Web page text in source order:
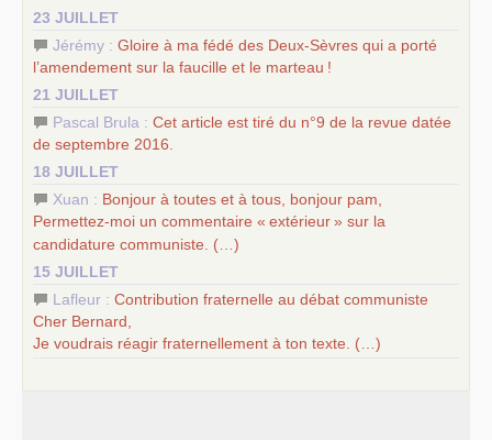
23 JUILLET
Jérémy : Gloire à ma fédé des Deux-Sèvres qui a porté
l’amendement sur la faucille et le marteau !
21 JUILLET
Pascal Brula : Cet article est tiré du n°9 de la revue datée
de septembre 2016.
18 JUILLET
Xuan : Bonjour à toutes et à tous, bonjour pam,
Permettez-moi un commentaire « extérieur» sur la
candidature communiste. (…)
15 JUILLET
Lafleur : Contribution fraternelle au débat communiste
Cher Bernard,
Je voudrais réagir fraternellement à ton texte. (…)